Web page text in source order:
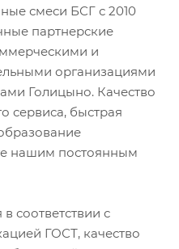
смеси БСГ с 2010
партнерские
и
организациями
Голицыно. Качество
сервиса, быстрая
нашим постоянным
соответствии с
ГОСТ, качество